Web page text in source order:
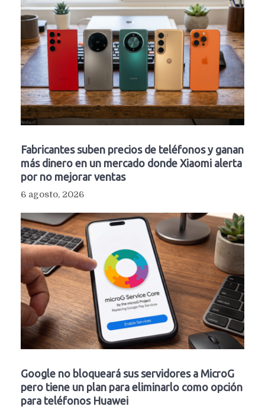
Fabricantes suben precios de teléfonos y ganan
más dinero en un mercado donde Xiaomi alerta
por no mejorar ventas
6 agosto, 2026
Google no bloqueará sus servidores a MicroG
pero tiene un plan para eliminarlo como opción
para teléfonos Huawei